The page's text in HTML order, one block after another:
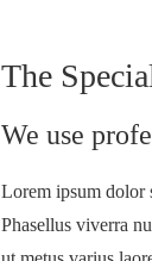
The
We use
Lorem ipsum dolor
Phasellus viverra